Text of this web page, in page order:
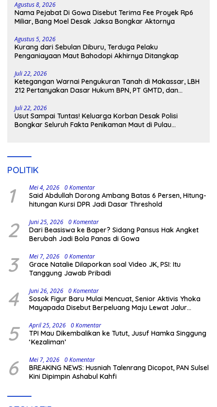
Agustus 8, 2026
Nama Pejabat Di Gowa Disebut Terima Fee Proyek Rp6
Miliar, Bang Moel Desak Jaksa Bongkar Aktornya
Agustus 5, 2026
Kurang dari Sebulan Diburu, Terduga Pelaku
Penganiayaan Maut Bahodopi Akhirnya Ditangkap
Juli 22, 2026
Ketegangan Warnai Pengukuran Tanah di Makassar, LBH
212 Pertanyakan Dasar Hukum BPN, PT GMTD, dan
Juli 22, 2026
Usut Sampai Tuntas! Keluarga Korban Desak Polisi
Bongkar Seluruh Fakta Penikaman Maut di Pulau
POLITIK
1 Mei 4, 2026 0 Komentar
Said Abdullah Dorong Ambang Batas 6 Persen, Hitung-
hitungan Kursi DPR Jadi Dasar Threshold
2 Juni 25, 2026 0 Komentar
Dari Beasiswa ke Baper? Sidang Pansus Hak Angket
Berubah Jadi Bola Panas di Gowa
3 Mei 7, 2026 0 Komentar
Grace Natalie Dilaporkan soal Video JK, PSI: Itu
Tanggung Jawab Pribadi
4 Juni 26, 2026 0 Komentar
Sosok Figur Baru Mulai Mencuat, Senior Aktivis Yhoka
Mayapada Disebut Berpeluang Maju Lewat Jalur
5 April 25, 2026 0 Komentar
TPI Mau Dikembalikan ke Tutut, Jusuf Hamka Singgung
‘Kezaliman’
6 Mei 7, 2026 0 Komentar
BREAKING NEWS: Husniah Talenrang Dicopot, PAN Sulsel
Kini Dipimpin Ashabul Kahfi